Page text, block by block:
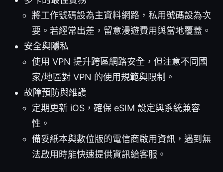
將工作號碼設為主資料網路，私用號碼設為次
要。若經常出差，留意漫遊費用與當地覆蓋。
安全與隱私
使用 VPN 提升跨區網路安全，但注意不同國
家/地區對 VPN 的使用規範與限制。
故障預防與維護
定期更新 iOS，確保 eSIM 設定與系統兼容
性。
備妥紙本與數位版的電信商啟用資訊，遇到無
法啟用時能快速提供資訊給客服。